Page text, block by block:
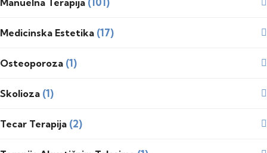
Medicinska Estetika (17)
Osteoporoza (1)
Skolioza (1)
Tecar Terapija (2)